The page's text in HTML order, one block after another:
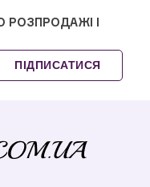
РОЗПРОДАЖІ І
ПІДПИСАТИСЯ